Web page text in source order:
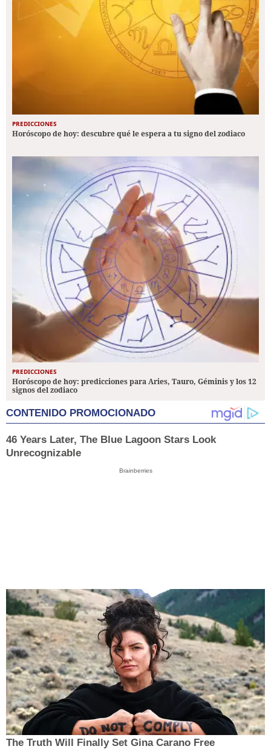
PREDICCIONES
Horóscopo de hoy: descubre qué le espera a tu signo del zodiaco
PREDICCIONES
Horóscopo de hoy: predicciones para Aries, Tauro, Géminis y los 12
signos del zodiaco
CONTENIDO PROMOCIONADO
46 Years Later, The Blue Lagoon Stars Look
Unrecognizable
Brainberries
The Truth Will Finally Set Gina Carano Free